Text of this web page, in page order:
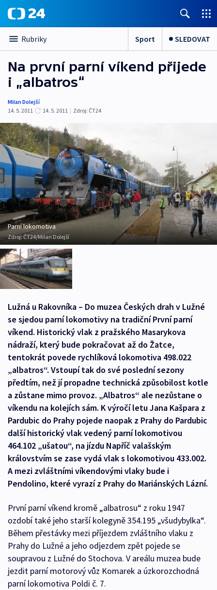
Rubriky Sport SLEDOVAT
Na první parní víkend přijede
i „albatros“
Milan Dolejší
14. 5. 2011
14. 5. 2011 | Zdroj: ČT24
Parní lokomotiva
Zdroj: ČT24/Milan Dolejší
Lužná u Rakovníka – Do muzea Českých drah v Lužné
se sjedou parní lokomotivy na tradiční První parní
víkend. Historický vlak z pražského Masarykova
nádraží, který bude pokračovat až do Žatce,
tentokrát povede rychlíková lokomotiva 498.022
„albatros“. Vstoupí tak do své poslední sezony
předtím, než jí propadne technická způsobilost kotle
a zůstane mimo provoz. „Albatros“ ale nezůstane o
víkendu na kolejích sám. K výročí letu Jana Kašpara z
Pardubic do Prahy pojede naopak z Prahy do Pardubic
další historický vlak vedený parní lokomotivou
464.102 „ušatou“, na jízdu Napříč valašským
královstvím se zase vydá vlak s lokomotivou 433.002.
A mezi zvláštními víkendovými vlaky bude i
Pendolino, které vyrazí z Prahy do Mariánských Lázní.
První parní víkend kromě „albatrosu“ z roku 1947
ozdobí také jeho starší kolegyně 354.195 „všudybylka“.
Během přestávky mezi příjezdem zvláštního vlaku z
Prahy do Lužné a jeho odjezdem zpět pojede se
soupravou z Lužné do Stochova. V areálu muzea bude
jezdit parní motorový vůz Komarek a úzkorozchodná
parní lokomotiva Poldi č. 7.